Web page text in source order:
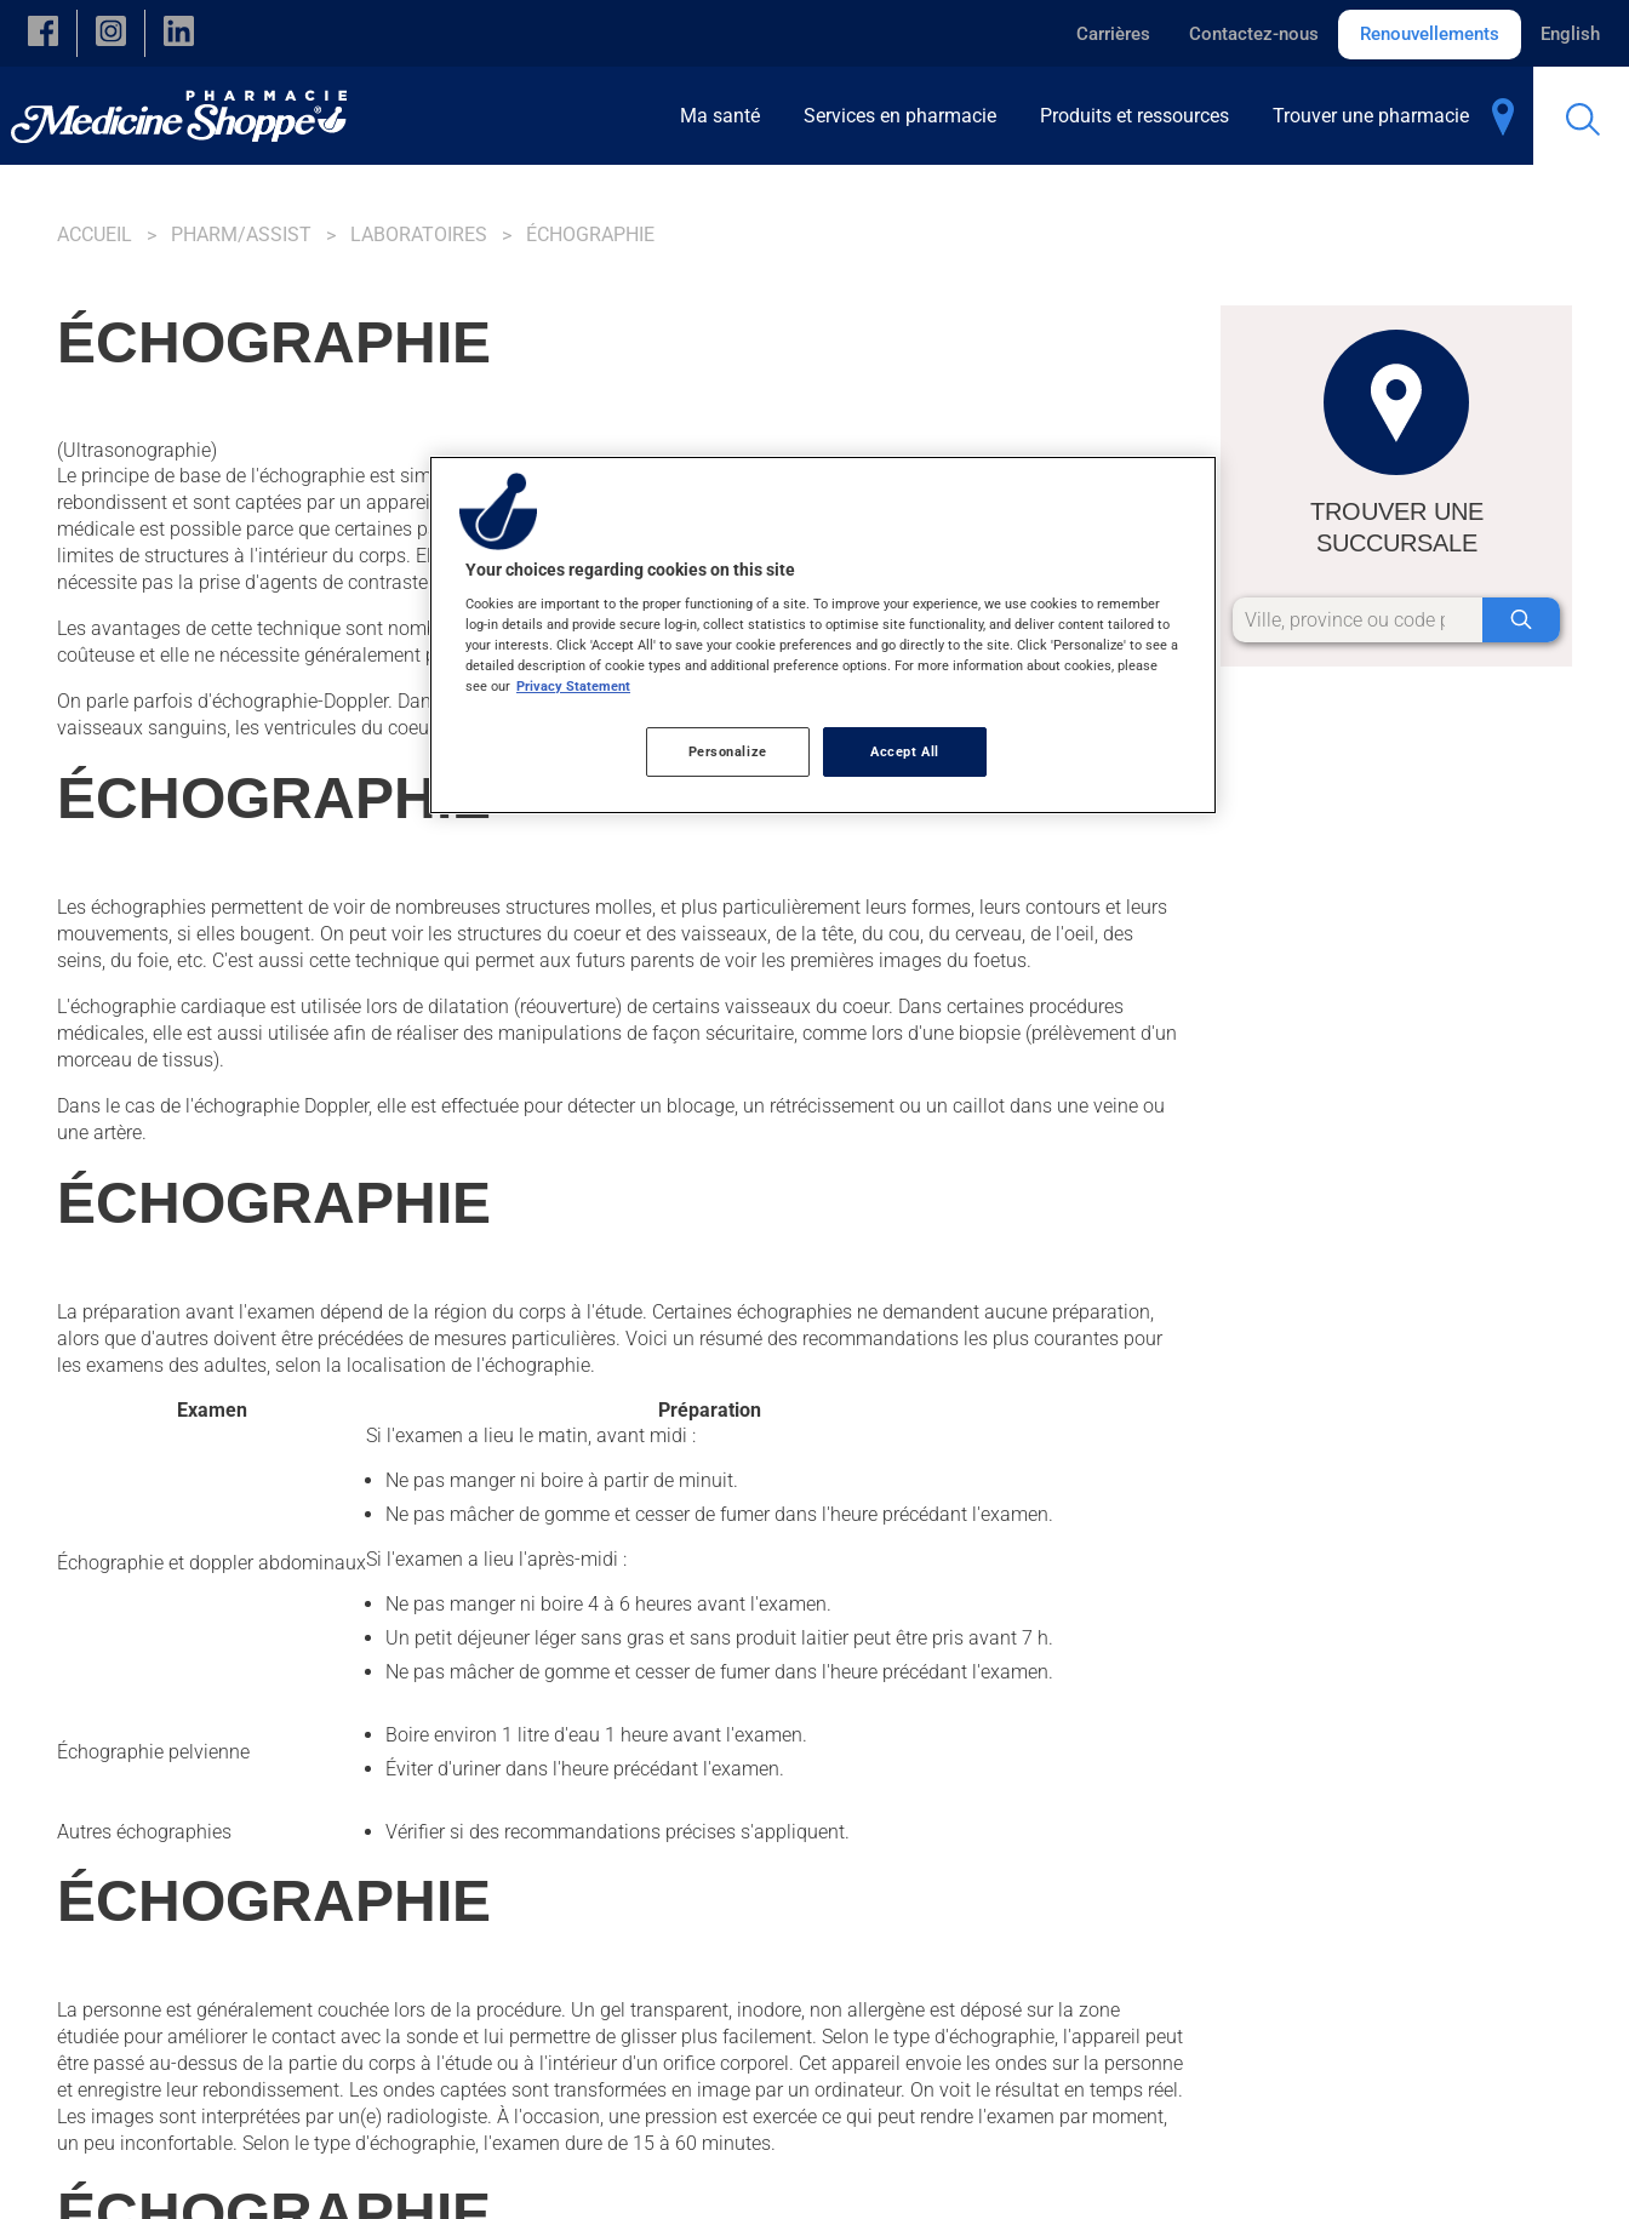
Skip to main content
Carrières Contactez-nous Renouvellements English
Ma santé Services en pharmacie Produits et ressources Trouver une pharmacie
ACCUEIL PHARM/ASSIST LABORATOIRES ÉCHOGRAPHIE
ÉCHOGRAPHIE
(Ultrasonographie)
Le principe de base de l'échographie est simple. On envoie des ondes (ultrasons) vers des tissus ou organes du corps. Ces ondes y
rebondissent et sont captées par un appareil. Cet appareil est capable de traduire le retour des ondes en images. Ce type d'imagerie
médicale est possible parce que certaines parties du corps réfléchissent les ondes. L'échographie permet de voir les contours et les
limites de structures à l'intérieur du corps. Elle n'utilise pas de rayons X, contrairement à d'autres techniques d'imagerie, et ne
nécessite pas la prise d'agents de contraste.
Les avantages de cette technique sont nombreux. Elle est simple, sans douleur, relativement rapide, sans effets secondaires, peu
coûteuse et elle ne nécessite généralement pas de préparation compliquée.
On parle parfois d'échographie-Doppler. Dans ce cas, en plus de voir les structures à l'intérieur du corps, on peut visualiser les gros
vaisseaux sanguins, les ventricules du coeur et l'écoulement du sang.
ÉCHOGRAPHIE
Les échographies permettent de voir de nombreuses structures molles, et plus particulièrement leurs formes, leurs contours et leurs
mouvements, si elles bougent. On peut voir les structures du coeur et des vaisseaux, de la tête, du cou, du cerveau, de l'oeil, des
seins, du foie, etc. C'est aussi cette technique qui permet aux futurs parents de voir les premières images du foetus.
L'échographie cardiaque est utilisée lors de dilatation (réouverture) de certains vaisseaux du coeur. Dans certaines procédures
médicales, elle est aussi utilisée afin de réaliser des manipulations de façon sécuritaire, comme lors d'une biopsie (prélèvement d'un
morceau de tissus).
Dans le cas de l'échographie Doppler, elle est effectuée pour détecter un blocage, un rétrécissement ou un caillot dans une veine ou
une artère.
ÉCHOGRAPHIE
La préparation avant l'examen dépend de la région du corps à l'étude. Certaines échographies ne demandent aucune préparation,
alors que d'autres doivent être précédées de mesures particulières. Voici un résumé des recommandations les plus courantes pour
les examens des adultes, selon la localisation de l'échographie.
Examen
Préparation
Échographie et doppler abdominaux
Si l'examen a lieu le matin, avant midi :
Ne pas manger ni boire à partir de minuit.
Ne pas mâcher de gomme et cesser de fumer dans l'heure précédant l'examen.
Si l'examen a lieu l'après-midi :
Ne pas manger ni boire 4 à 6 heures avant l'examen.
Un petit déjeuner léger sans gras et sans produit laitier peut être pris avant 7 h.
Ne pas mâcher de gomme et cesser de fumer dans l'heure précédant l'examen.
Échographie pelvienne
Boire environ 1 litre d'eau 1 heure avant l'examen.
Éviter d'uriner dans l'heure précédant l'examen.
Autres échographies Vérifier si des recommandations précises s'appliquent.
ÉCHOGRAPHIE
La personne est généralement couchée lors de la procédure. Un gel transparent, inodore, non allergène est déposé sur la zone
étudiée pour améliorer le contact avec la sonde et lui permettre de glisser plus facilement. Selon le type d'échographie, l'appareil peut
être passé au-dessus de la partie du corps à l'étude ou à l'intérieur d'un orifice corporel. Cet appareil envoie les ondes sur la personne
et enregistre leur rebondissement. Les ondes captées sont transformées en image par un ordinateur. On voit le résultat en temps réel.
Les images sont interprétées par un(e) radiologiste. À l'occasion, une pression est exercée ce qui peut rendre l'examen par moment,
un peu inconfortable. Selon le type d'échographie, l'examen dure de 15 à 60 minutes.
TROUVER UNE
SUCCURSALE
Your choices regarding cookies on this site
Cookies are important to the proper functioning of a site. To improve your experience, we use cookies to remember
log-in details and provide secure log-in, collect statistics to optimise site functionality, and deliver content tailored to
your interests. Click 'Accept All' to save your cookie preferences and go directly to the site. Click 'Personalize' to see a
detailed description of cookie types and additional preference options. For more information about cookies, please
see our Privacy Statement
Personalize Accept All